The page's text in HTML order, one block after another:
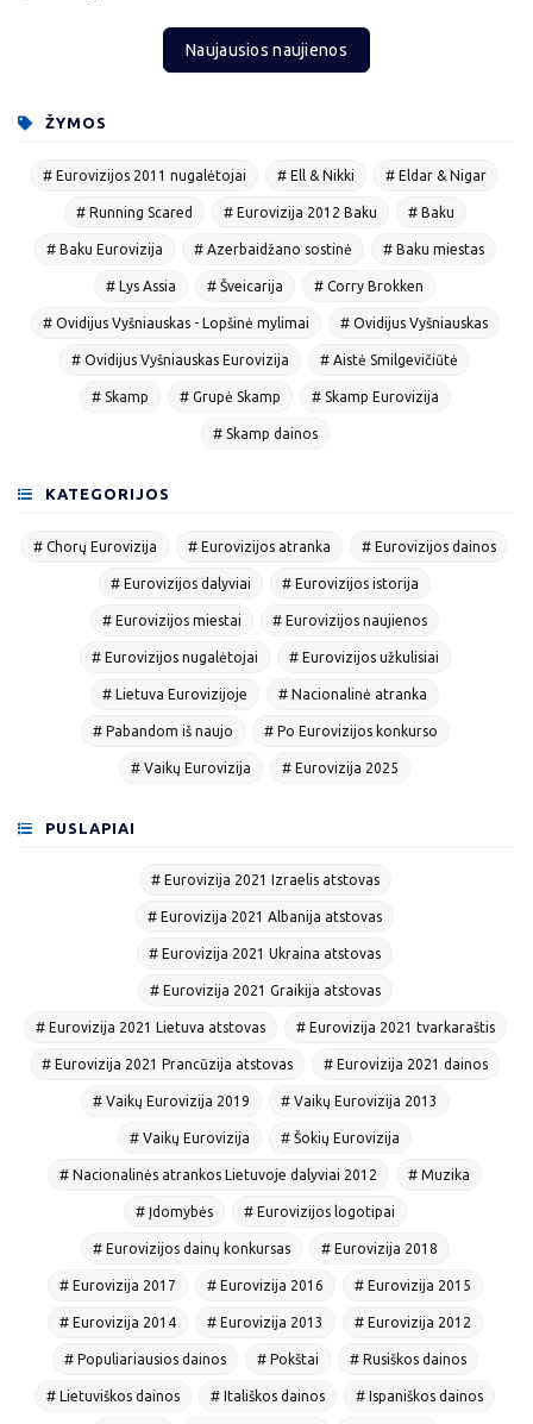
Naujausios naujienos
ŽYMOS
# Eurovizijos 2011 nugalėtojai # Ell & Nikki # Eldar & Nigar
# Running Scared # Eurovizija 2012 Baku # Baku
# Baku Eurovizija # Azerbaidžano sostinė # Baku miestas
# Lys Assia # Šveicarija # Corry Brokken
# Ovidijus Vyšniauskas - Lopšinė mylimai # Ovidijus Vyšniauskas
# Ovidijus Vyšniauskas Eurovizija # Aistė Smilgevičiūtė
# Skamp # Grupė Skamp # Skamp Eurovizija
# Skamp dainos
KATEGORIJOS
# Chorų Eurovizija # Eurovizijos atranka # Eurovizijos dainos
# Eurovizijos dalyviai # Eurovizijos istorija
# Eurovizijos miestai # Eurovizijos naujienos
# Eurovizijos nugalėtojai # Eurovizijos užkulisiai
# Lietuva Eurovizijoje # Nacionalinė atranka
# Pabandom iš naujo # Po Eurovizijos konkurso
# Vaikų Eurovizija # Eurovizija 2025
PUSLAPIAI
# Eurovizija 2021 Izraelis atstovas
# Eurovizija 2021 Albanija atstovas
# Eurovizija 2021 Ukraina atstovas
# Eurovizija 2021 Graikija atstovas
# Eurovizija 2021 Lietuva atstovas # Eurovizija 2021 tvarkaraštis
# Eurovizija 2021 Prancūzija atstovas # Eurovizija 2021 dainos
# Vaikų Eurovizija 2019 # Vaikų Eurovizija 2013
# Vaikų Eurovizija # Šokių Eurovizija
# Nacionalinės atrankos Lietuvoje dalyviai 2012 # Muzika
# Įdomybės # Eurovizijos logotipai
# Eurovizijos dainų konkursas # Eurovizija 2018
# Eurovizija 2017 # Eurovizija 2016 # Eurovizija 2015
# Eurovizija 2014 # Eurovizija 2013 # Eurovizija 2012
# Populiariausios dainos # Pokštai # Rusiškos dainos
# Lietuviškos dainos # Itališkos dainos # Ispaniškos dainos